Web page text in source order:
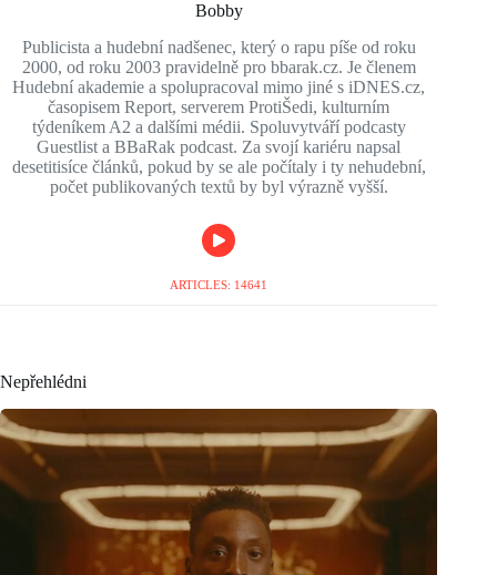
Bobby
Publicista a hudební nadšenec, který o rapu píše od roku
2000, od roku 2003 pravidelně pro bbarak.cz. Je členem
Hudební akademie a spolupracoval mimo jiné s iDNES.cz,
časopisem Report, serverem ProtiŠedi, kulturním
týdeníkem A2 a dalšími médii. Spoluvytváří podcasty
Guestlist a BBaRak podcast. Za svojí kariéru napsal
desetitisíce článků, pokud by se ale počítaly i ty nehudební,
počet publikovaných textů by byl výrazně vyšší.
ARTICLES: 14641
Nepřehlédni